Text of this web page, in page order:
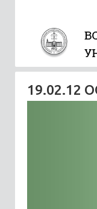
19.02.12